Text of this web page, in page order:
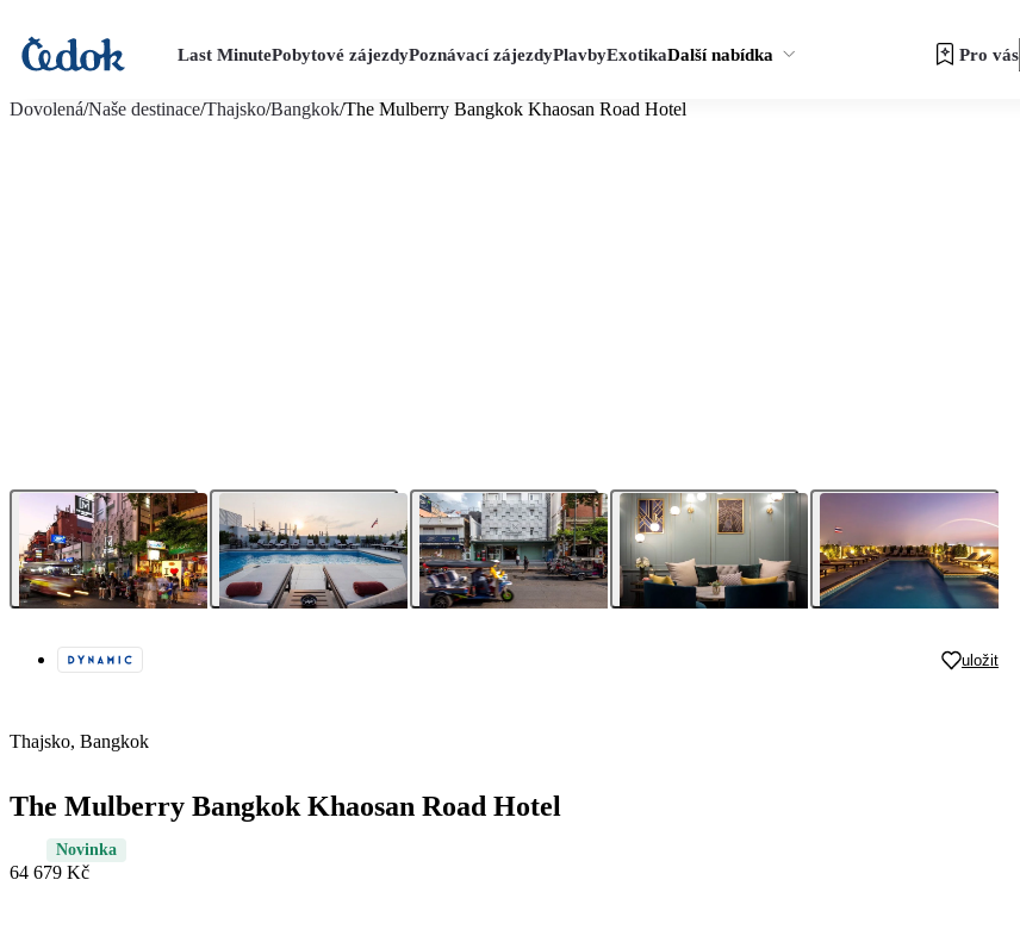
Last MinutePobytové zájezdyPoznávací zájezdyPlavbyExotikaDalší nabídka Pro vás
Dovolená/Naše destinace/Thajsko/Bangkok/The Mulberry Bangkok Khaosan Road Hotel
uložit
Thajsko, Bangkok
The Mulberry Bangkok Khaosan Road Hotel
Novinka
64 679 Kč